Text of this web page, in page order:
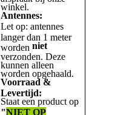
winkel.
Antennes:
Let op: antennes
langer dan 1 meter
worden niet
verzonden. Deze
kunnen alleen
worden opgehaald.
Voorraad &
Levertijd:
Staat een product op
"NIET OP